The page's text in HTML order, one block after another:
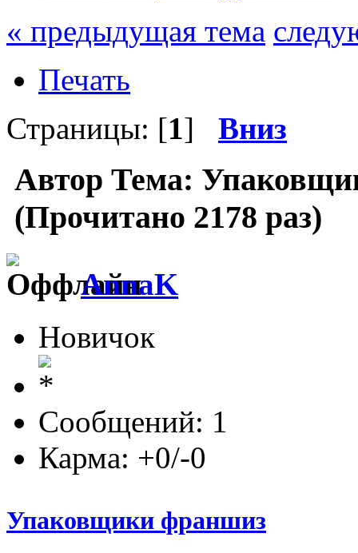
« предыдущая тема
Печать
Страницы: [1] Вниз
Автор Тема:
(Прочитано 2178 раз)
AnnaK
Новичок
Сообщений: 1
Карма: +0/-0
Упаковщики франшиз